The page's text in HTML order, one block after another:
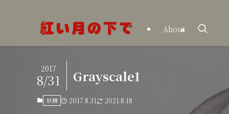
About
Grayscale1
2017
8/31
妖精 2017.8.31 2021.8.18